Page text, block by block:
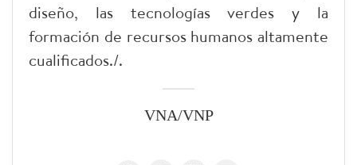
diseño, las tecnologías verdes y la
formación de recursos humanos altamente
cualificados./.
VNA/VNP